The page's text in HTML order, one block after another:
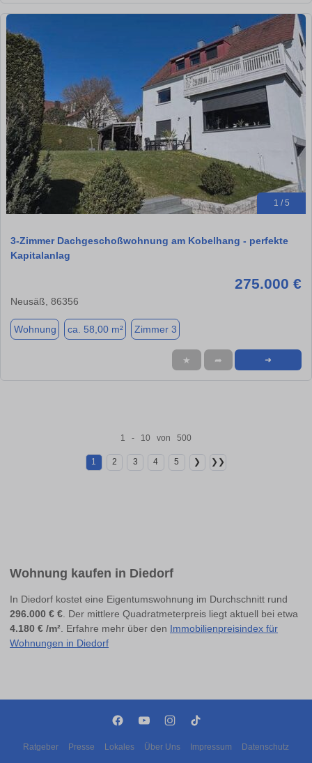
1 / 5
3-Zimmer Dachgeschoßwohnung am Kobelhang - perfekte
Kapitalanlag
275.000 €
Neusäß, 86356
Wohnung ca. 58,00 m² Zimmer 3
★ ➦ ➜
1 - 10 von 500
1 2 3 4 5 ❯ ❯❯
Wohnung kaufen in Diedorf
In Diedorf kostet eine Eigentumswohnung im Durchschnitt rund
296.000 € €. Der mittlere Quadratmeterpreis liegt aktuell bei etwa
4.180 € /m². Erfahre mehr über den Immobilienpreisindex für
Wohnungen in Diedorf
Ratgeber Presse Lokales Über Uns Impressum Datenschutz